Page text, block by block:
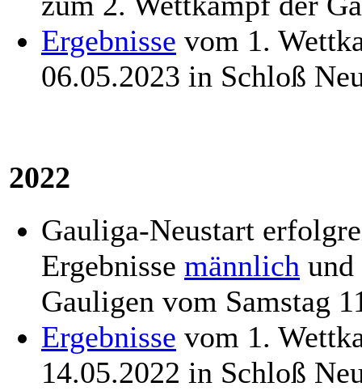
Ergebnisse vom 1.
06.05.2023 in Schloß
2022
Gauliga-Neustart
Ergebnisse männlich und
Gauligen vom Samstag
Ergebnisse vom 1.
14.05.2022 in Schloß